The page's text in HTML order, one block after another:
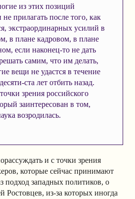
из этих позиций
прилагать после того, как
экстраординарных усилий в
в плане кадровом, в плане
если наконец-то не дать
самим, что им делать,
вещи не удастся в течение
ста лет отбить назад.
зрения российского
заинтересован в том,
возродилась.
и с точки зрения
которые сейчас принимают
подход западных политиков, о
Ростовцев, из-за которых иногда